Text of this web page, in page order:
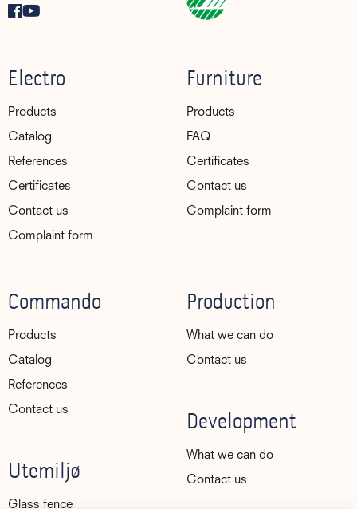
Electro
Products
Catalog
References
Certificates
Contact us
Complaint form
Furniture
Products
FAQ
Certificates
Contact us
Complaint form
Commando
Products
Catalog
References
Contact us
Utemiljø
Glass fence
Production
What we can do
Contact us
Development
What we can do
Contact us